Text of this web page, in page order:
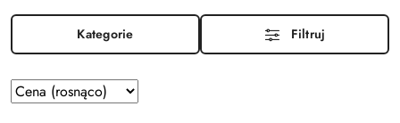
Kategorie Filtruj
Zastosowano
sortowanie:
Sortuj
według